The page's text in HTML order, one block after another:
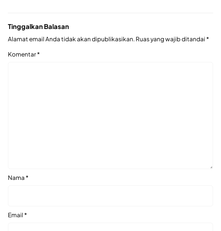
Tinggalkan Balasan
Alamat email Anda tidak akan dipublikasikan. Ruas yang wajib ditandai *
Komentar*
Nama *
Email *